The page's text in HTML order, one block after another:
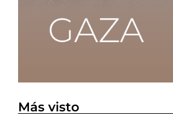
Más visto